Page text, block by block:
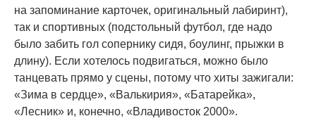
на запоминание карточек, оригинальный лабиринт),
так и спортивных (подстольный футбол, где надо
было забить гол сопернику сидя, боулинг, прыжки в
длину). Если хотелось подвигаться, можно было
танцевать прямо у сцены, потому что хиты зажигали:
«Зима в сердце», «Валькирия», «Батарейка»,
«Лесник» и, конечно, «Владивосток 2000».